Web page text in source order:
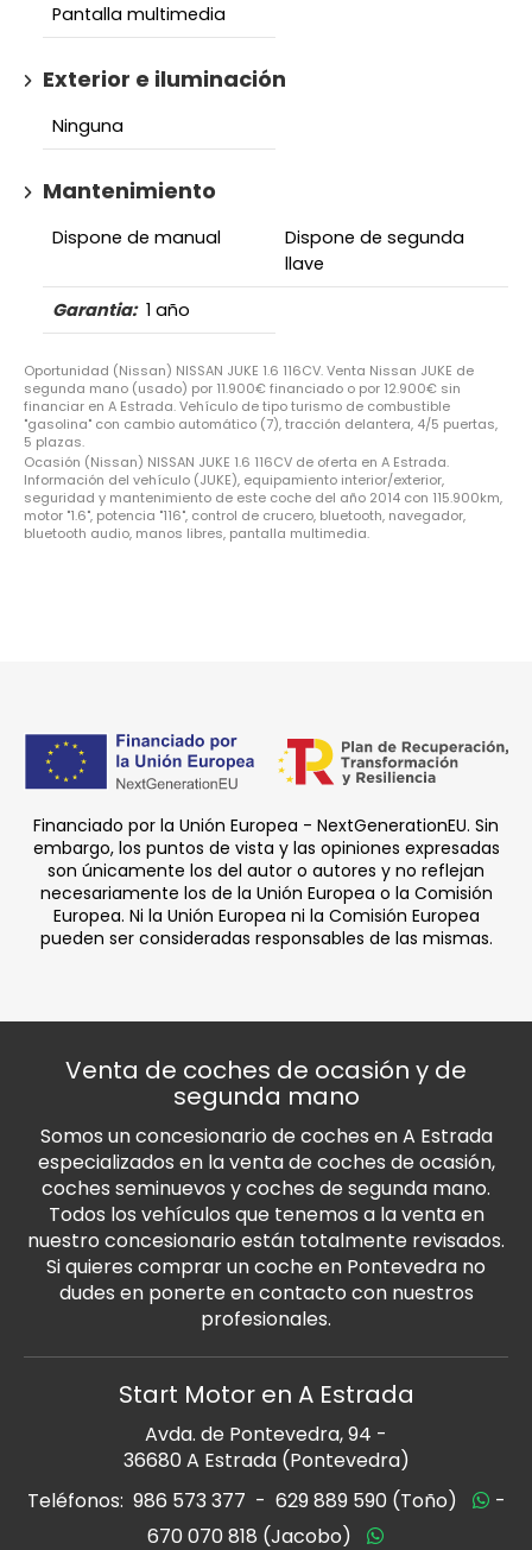
Pantalla multimedia
Exterior e iluminación
Ninguna
Mantenimiento
Dispone de manual
Dispone de segunda
llave
Garantia: 1 año
Oportunidad (Nissan) NISSAN JUKE 1.6 116CV. Venta Nissan JUKE de
segunda mano (usado) por 11.900€ financiado o por 12.900€ sin
financiar en A Estrada. Vehículo de tipo turismo de combustible
"gasolina" con cambio automático (7), tracción delantera, 4/5 puertas,
5 plazas.
Ocasión (Nissan) NISSAN JUKE 1.6 116CV de oferta en A Estrada.
Información del vehículo (JUKE), equipamiento interior/exterior,
seguridad y mantenimiento de este coche del año 2014 con 115.900km,
motor "1.6", potencia "116", control de crucero, bluetooth, navegador,
bluetooth audio, manos libres, pantalla multimedia.
Financiado por la Unión Europea - NextGenerationEU. Sin
embargo, los puntos de vista y las opiniones expresadas
son únicamente los del autor o autores y no reflejan
necesariamente los de la Unión Europea o la Comisión
Europea. Ni la Unión Europea ni la Comisión Europea
pueden ser consideradas responsables de las mismas.
Venta de coches de ocasión y de
segunda mano
Somos un concesionario de coches en A Estrada
especializados en la venta de coches de ocasión,
coches seminuevos y coches de segunda mano.
Todos los vehículos que tenemos a la venta en
nuestro concesionario están totalmente revisados.
Si quieres comprar un coche en Pontevedra no
dudes en ponerte en contacto con nuestros
profesionales.
Start Motor en A Estrada
Avda. de Pontevedra, 94 -
36680 A Estrada (Pontevedra)
Teléfonos: 986 573 377 - 629 889 590 (Toño)
-
670 070 818 (Jacobo)